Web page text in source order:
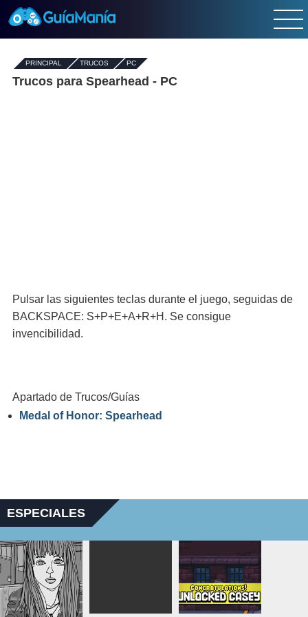
PRINCIPAL - TRUCOS- PC
Trucos para Spearhead - PC
Pulsar las siguientes teclas durante el juego, seguidas de
BACKSPACE: S+P+E+A+R+H. Se consigue
invencibilidad.
Apartado de Trucos/Guías
Medal of Honor: Spearhead
ESPECIALES